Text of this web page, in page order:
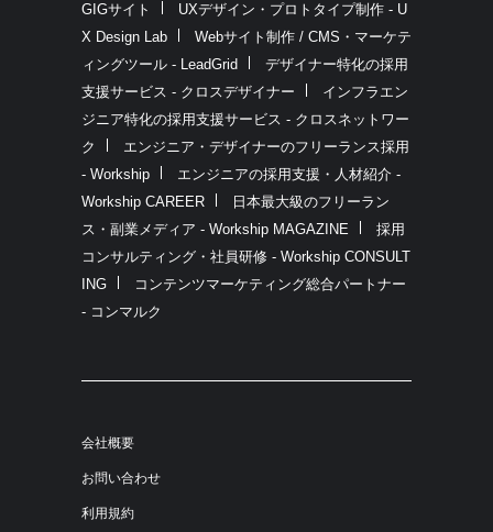
GIGサイト
UXデザイン・プロトタイプ制作 - U
X Design Lab
Webサイト制作 / CMS・マーケテ
ィングツール - LeadGrid
デザイナー特化の採用
支援サービス - クロスデザイナー
インフラエン
ジニア特化の採用支援サービス - クロスネットワー
ク
エンジニア・デザイナーのフリーランス採用
- Workship
エンジニアの採用支援・人材紹介 -
Workship CAREER
日本最大級のフリーラン
ス・副業メディア - Workship MAGAZINE
採用
コンサルティング・社員研修 - Workship CONSULT
ING
コンテンツマーケティング総合パートナー
- コンマルク
会社概要
お問い合わせ
利用規約